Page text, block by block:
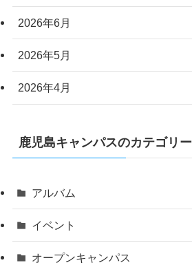
2026年6月
2026年5月
2026年4月
鹿児島キャンパスのカテゴリー
アルバム
イベント
オープンキャンパス